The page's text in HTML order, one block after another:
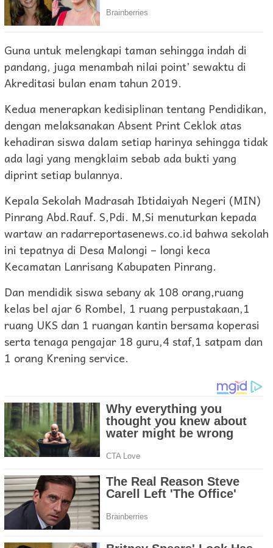
Guna untuk melengkapi taman sehingga indah di
pandang, juga menambah nilai point’ sewaktu di
Akreditasi bulan enam tahun 2019.
Kedua menerapkan kedisiplinan tentang Pendidikan,
dengan melaksanakan Absent Print Ceklok atas
kehadiran siswa dalam setiap harinya sehingga tidak
ada lagi yang mengklaim sebab ada bukti yang
diprint setiap bulannya.
Kepala Sekolah Madrasah Ibtidaiyah Negeri (MIN)
Pinrang Abd.Rauf. S,Pdi. M,Si menuturkan kepada
wartaw an radarreportasenews.co.id bahwa sekolah
ini tepatnya di Desa Malongi – longi keca
Kecamatan Lanrisang Kabupaten Pinrang.
Dan mendidik siswa sebany ak 108 orang,ruang
kelas bel ajar 6 Rombel, 1 ruang perpustakaan,1
ruang UKS dan 1 ruangan kantin bersama koperasi
serta tenaga pengajar 18 guru,4 staf,1 satpam dan
1 orang Krening service.